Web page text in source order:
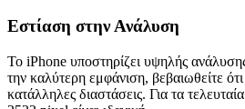
Εστίαση στην Ανάλυση
Το iPhone υποστηρίζει υψηλής
την καλύτερη εμφάνιση, βεβαιωθείτε ότι
κατάλληλες διαστάσεις. Για τα